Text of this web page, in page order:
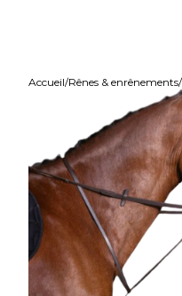
Accueil Rênes & enrênements